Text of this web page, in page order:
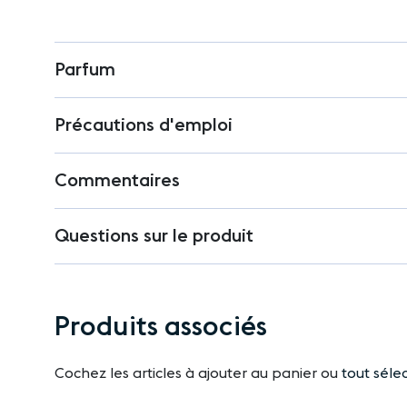
Parfum
Précautions d'emploi
Commentaires
Questions sur le produit
Produits associés
Cochez les articles à ajouter au panier ou tout